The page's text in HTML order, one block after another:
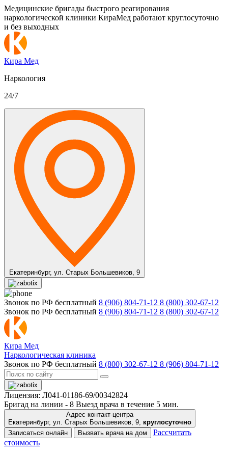
Медицинские бригады быстрого реагирования
наркологической клиники КираМед работают круглосуточно
и без выходных
Кира Мед
Наркология
24/7
Екатеринбург, ул. Старых Большевиков, 9
Звонок по РФ бесплатный 8 (906) 804-71-12 8 (800) 302-67-12
Звонок по РФ бесплатный 8 (906) 804-71-12 8 (800) 302-67-12
Кира Мед
Наркологическая клиника
Звонок по РФ бесплатный 8 (800) 302-67-12 8 (906) 804-71-12
Лицензия: Л041-01186-69/00342824
Бригад на линии - 8 Выезд врача в течение 5 мин.
Адрес контакт-центра
Екатеринбург, ул. Старых Большевиков, 9, круглосуточно
Записаться онлайн
Вызвать врача на дом
Рассчитать
стоимость